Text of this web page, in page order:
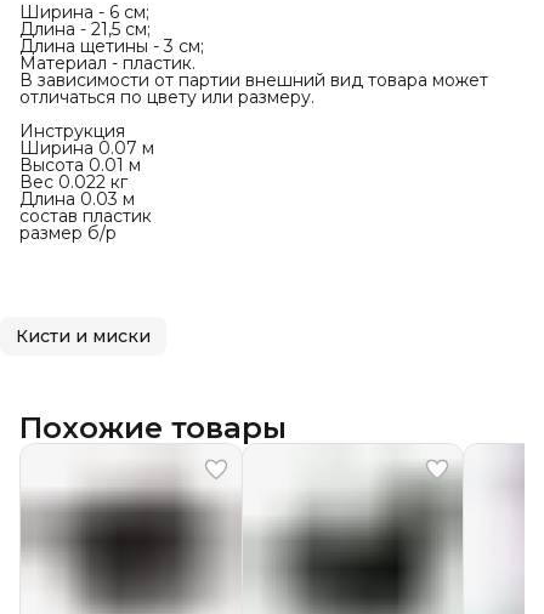
Ширина - 6 см;
Длина - 21,5 см;
Длина щетины - 3 см;
Материал - пластик.
В зависимости от партии внешний вид товара может
отличаться по цвету или размеру.
Инструкция
Ширина 0.07 м
Высота 0.01 м
Вес 0.022 кг
Длина 0.03 м
состав пластик
размер б/р
Кисти и миски
Похожие товары